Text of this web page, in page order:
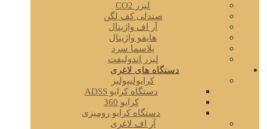
لیزر CO2
صندلی کف لگن
آر اف واژینال
هایفو واژینال
پلاسما سرد
لیزر اندولیفت
دستگاه های لاغری
کرایولیپولیز
دستگاه کرایو ADSS
کرایو 360
دستگاه کرایو رومیزی
آر اف لاغری